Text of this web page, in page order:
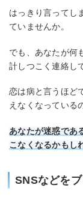
はっきり言ってし
ていませんか。
でも、あなたが何
計しつこく連絡し
恋は病と言うほど
えなくなっている
あなたが迷惑であ
こなくなるかもし
SNSなどを